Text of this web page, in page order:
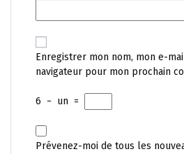
Enregistrer mon nom, mon e-
navigateur pour mon prochain
6 − un =
Prévenez-moi de tous les